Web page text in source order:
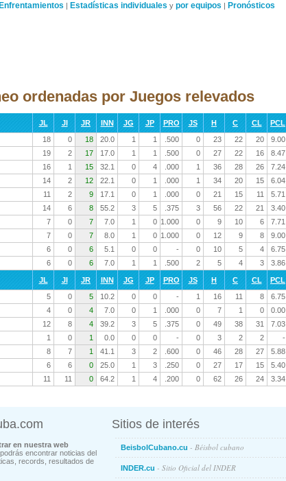
Enfrentamientos | Estadísticas individuales y por equipos | Pronósticos
ordenadas por Juegos relevados
JL JI JR INN JG JP PRO JS H C CL PCL
18 0 18 20.0 1 1 .500 0 23 22 20 9.00
19 2 17 17.0 1 1 .500 0 27 22 16 8.47
16 1 15 32.1 0 4 .000 1 36 28 26 7.24
14 2 12 22.1 0 1 .000 1 34 20 15 6.04
11 2 9 17.1 0 1 .000 0 21 15 11 5.71
14 6 8 55.2 3 5 .375 3 56 22 21 3.40
7 0 7 7.0 1 0 1.000 0 9 10 6 7.71
7 0 7 8.0 1 0 1.000 0 12 9 8 9.00
6 0 6 5.1 0 0 - 0 10 5 4 6.75
6 0 6 7.0 1 1 .500 2 5 4 3 3.86
JL JI JR INN JG JP PRO JS H C CL PCL
5 0 5 10.2 0 0 - 1 16 11 8 6.75
4 0 4 7.0 0 1 .000 0 7 1 0 0.00
12 8 4 39.2 3 5 .375 0 49 38 31 7.03
1 0 1 0.0 0 0 - 0 3 2 2 -
8 7 1 41.1 3 2 .600 0 46 28 27 5.88
6 6 0 25.0 1 3 .250 0 27 17 15 5.40
11 11 0 64.2 1 4 .200 0 62 26 24 3.34
en nuestra web
encontrar noticias del
records, resultados de
Sitios de interés
BeisbolCubano.cu - Béisbol cubano
INDER.cu - Sitio Oficial del INDER